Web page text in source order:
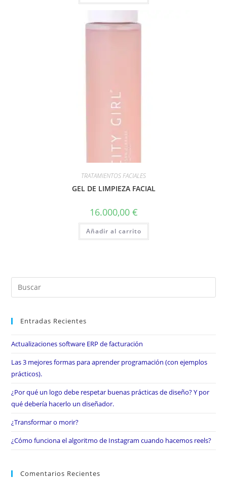
TRATAMIENTOS FACIALES
GEL DE LIMPIEZA FACIAL
16.000,00 €
Añadir al carrito
Entradas Recientes
Actualizaciones software ERP de facturación
Las 3 mejores formas para aprender programación (con ejemplos
prácticos).
¿Por qué un logo debe respetar buenas prácticas de diseño? Y por
qué debería hacerlo un diseñador.
¿Transformar o morir?
¿Cómo funciona el algoritmo de Instagram cuando hacemos reels?
Comentarios Recientes